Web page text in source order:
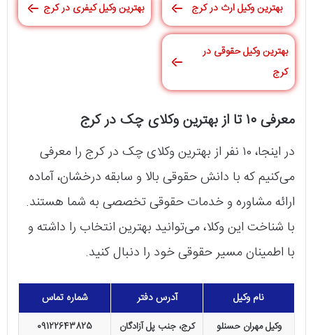
بهترین وکیل ارث در کرج بهترین وکیل کیفری در کرج
بهترین وکیل حقوقی در
کرج
معرفی ۱۰ تا از بهترین وکلای چک در کرج
در اینجا، ۱۰ نفر از بهترین وکلای چک در کرج را معرفی
می‌کنیم که با دانش حقوقی بالا و سابقه درخشان، آماده
ارائه مشاوره و خدمات حقوقی تخصصی به شما هستند.
با شناخت این وکلا، می‌توانید بهترین انتخاب را داشته و
با اطمینان مسیر حقوقی خود را دنبال کنید.
نام وکیل آدرس دفتر شماره تماس
وکیل مهران حسنلو کرج، جنب پل آزادگان
09122643825